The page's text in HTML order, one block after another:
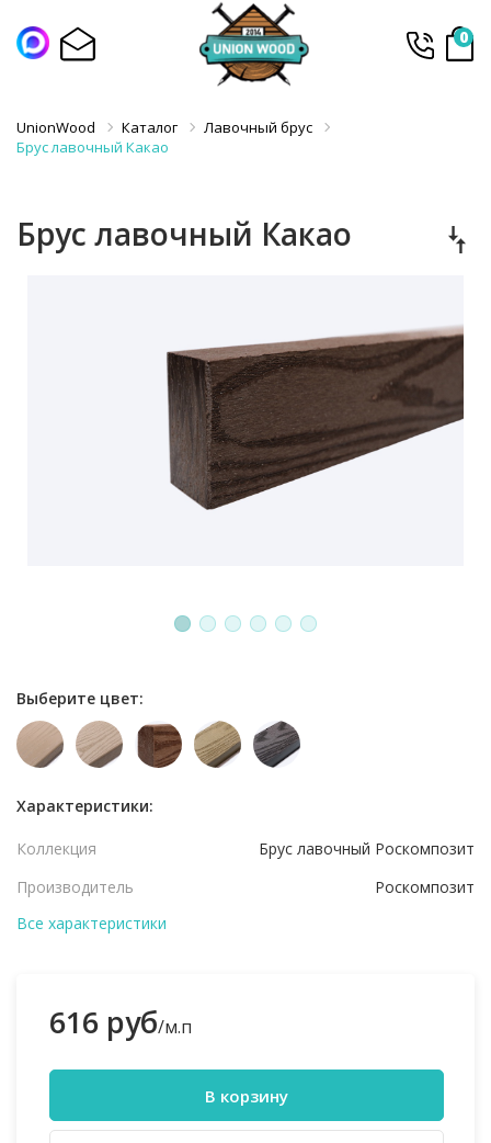
0
UnionWood Каталог
Лавочный брус
Брус лавочный Какао
Брус лавочный Какао
1 2 3 4 5 6
Выберите цвет:
Характеристики:
Коллекция
Брус лавочный Роскомпозит
Производитель
Роскомпозит
Все характеристики
616 руб/м.п
В корзину